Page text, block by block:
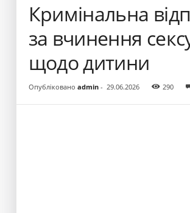
Кримінальна
за вчинення
щодо дитини
Опубліковано admin- 29.06.2026 290